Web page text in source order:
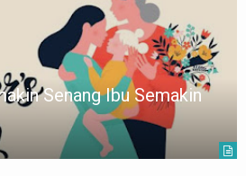
Senang Ibu Semakin